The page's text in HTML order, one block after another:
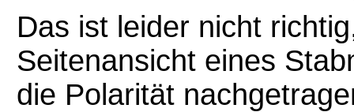
Das ist leider nicht
Seitenansicht eines
die Polarität